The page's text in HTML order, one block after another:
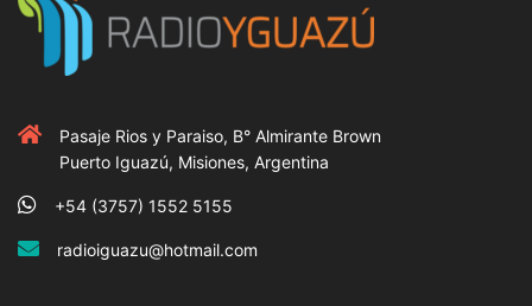
Pasaje Rios y Paraiso, B° Almirante Brown
Puerto Iguazú, Misiones, Argentina
+54 (3757) 1552 5155
radioiguazu@hotmail.com